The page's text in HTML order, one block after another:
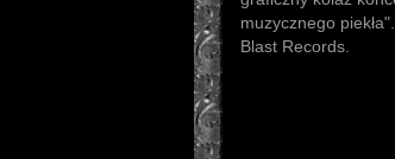
muzycznego
Blast Records.